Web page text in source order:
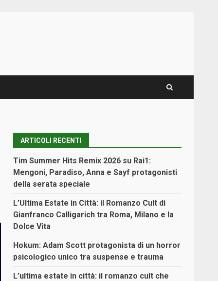
ARTICOLI RECENTI
Tim Summer Hits Remix 2026 su Rai1:
Mengoni, Paradiso, Anna e Sayf protagonisti
della serata speciale
L’Ultima Estate in Città: il Romanzo Cult di
Gianfranco Calligarich tra Roma, Milano e la
Dolce Vita
Hokum: Adam Scott protagonista di un horror
psicologico unico tra suspense e trauma
L’ultima estate in città: il romanzo cult che